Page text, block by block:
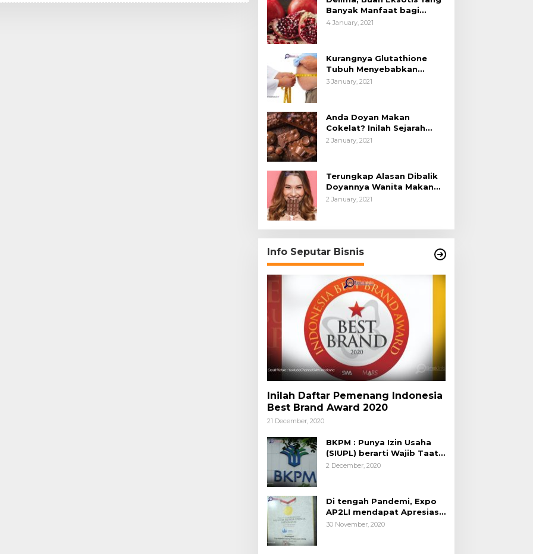
Banyak Manfaat bagi
Tubuh
4 January, 2021
Kurangnya Glutathione
Tubuh Menyebabkan
Obesitas
3 January, 2021
Anda Doyan Makan
Cokelat? Inilah Sejarah
Awalnya Cokelat di Dunia
2 January, 2021
Terungkap Alasan Dibalik
Doyannya Wanita Makan
Cokelat
2 January, 2021
Info Seputar Bisnis
Inilah Daftar Pemenang Indonesia
Best Brand Award 2020
21 December, 2020
BKPM : Punya Izin Usaha
(SIUPL) berarti Wajib Taat
Aturan
2 December, 2020
Di tengah Pandemi, Expo
AP2LI mendapat Apresiasi
Rekor MURI
30 November, 2020